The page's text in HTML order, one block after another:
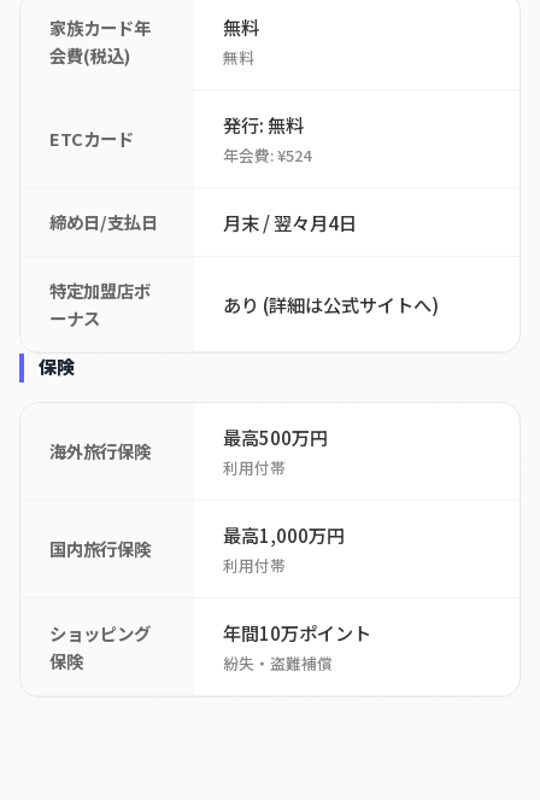
家族カード年
会費(税込)
無料
無料
ETCカード
発行: 無料
年会費: ¥524
締め日/支払日 月末 / 翌々月4日
特定加盟店ボ
ーナス
あり (詳細は公式サイトへ)
保険
海外旅行保険
最高500万円
利用付帯
国内旅行保険
最高1,000万円
利用付帯
ショッピング
保険
年間10万ポイント
紛失・盗難補償